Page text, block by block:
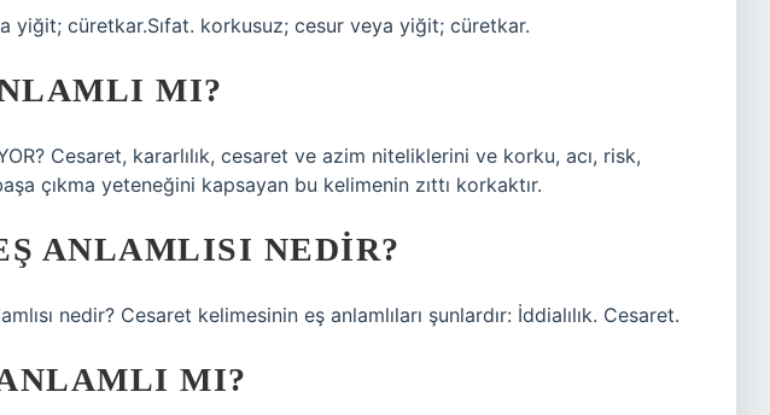
yiğit; cüretkar.Sıfat. korkusuz; cesur veya yiğit; cüretkar.
MI?
Cesaret, kararlılık, cesaret ve azim niteliklerini ve korku, acı, risk,
çıkma yeteneğini kapsayan bu kelimenin zıttı korkaktır.
ANLAMLISI NEDIR?
nedir? Cesaret kelimesinin eş anlamlıları şunlardır: İddialılık. Cesaret.
MI?